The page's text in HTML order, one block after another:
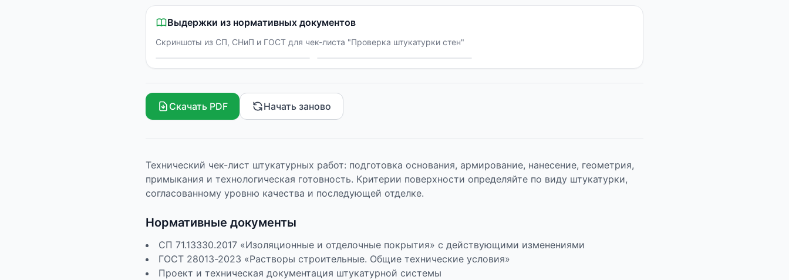
Выдержки из нормативных документов
Скриншоты из СП, СНиП и ГОСТ для чек-листа "Проверка штукатурки стен"
Скачать PDF Начать заново
Технический чек-лист штукатурных работ: подготовка основания, армирование, нанесение, геометрия,
примыкания и технологическая готовность. Критерии поверхности определяйте по виду штукатурки,
согласованному уровню качества и последующей отделке.
Нормативные документы
СП 71.13330.2017 «Изоляционные и отделочные покрытия» с действующими изменениями
ГОСТ 28013-2023 «Растворы строительные. Общие технические условия»
Проект и техническая документация штукатурной системы